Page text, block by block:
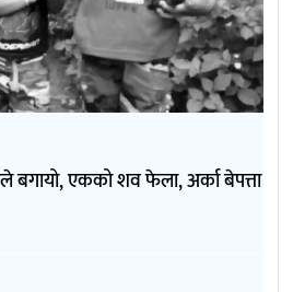
बगायो, एकको शव फेला, अर्का बेपत्ता